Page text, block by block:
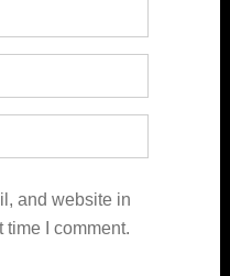
and website in
time I comment.